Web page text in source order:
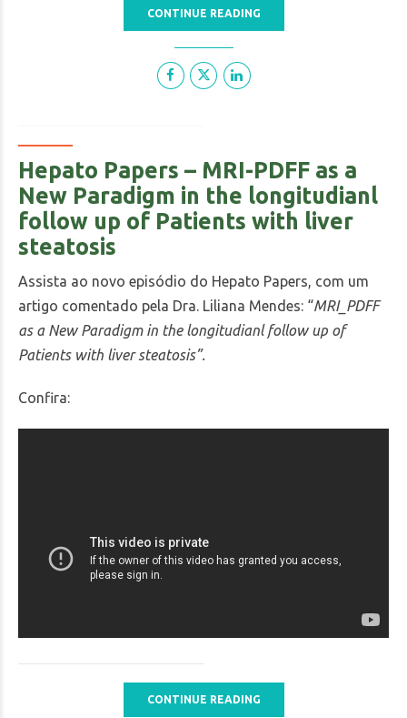
CONTINUE READING
Hepato Papers – MRI-PDFF as a
New Paradigm in the longitudianl
follow up of Patients with liver
steatosis
Assista ao novo episódio do Hepato Papers, com um
artigo comentado pela Dra. Liliana Mendes: “MRI_PDFF
as a New Paradigm in the longitudianl follow up of
Patients with liver steatosis”.
Confira:
CONTINUE READING